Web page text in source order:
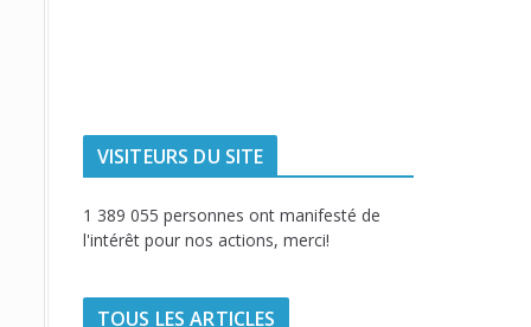
VISITEURS DU SITE
1 389 055 personnes ont manifesté de
l'intérêt pour nos actions, merci!
TOUS LES ARTICLES